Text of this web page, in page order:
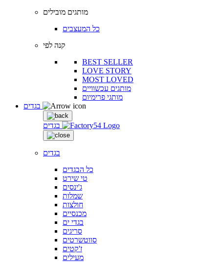
מותגים מובילים
כל המעצבים
קנה לפי
BEST SELLER
LOVE STORY
MOST LOVED
מותגים עכשוויים
מותגי פרימיום
בגדים
בגדים
כל הבגדים
טי שירט
ג'ינסים
שמלות
חולצות
מכנסיים
בגדי ים
סריגים
סווטשרטים
ז'קטים
מעילים